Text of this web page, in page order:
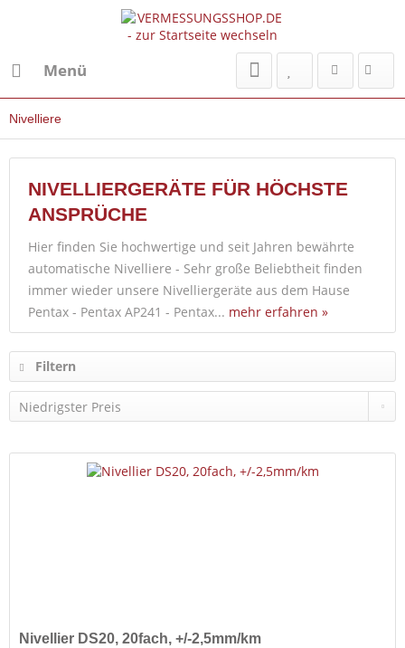
Menü
Nivelliere
NIVELLIERGERÄTE FÜR HÖCHSTE
ANSPRÜCHE
Hier finden Sie hochwertige und seit Jahren bewährte
automatische Nivelliere - Sehr große Beliebtheit finden
immer wieder unsere Nivelliergeräte aus dem Hause
Pentax - Pentax AP241 - Pentax... mehr erfahren »
Filtern
Nivellier DS20, 20fach, +/-2,5mm/km